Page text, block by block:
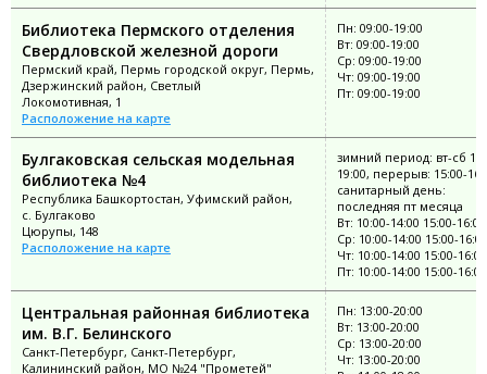
Библиотека Пермского отделения
Свердловской железной дороги
Пермский край, Пермь городской округ, Пермь,
Дзержинский район, Светлый
Локомотивная, 1
Расположение на карте
Пн: 09:00-19:00
Вт: 09:00-19:00
Ср: 09:00-19:00
Чт: 09:00-19:00
Пт: 09:00-19:00
Булгаковская сельская модельная
библиотека №4
Республика Башкортостан, Уфимский район,
с. Булгаково
Цюрупы, 148
Расположение на карте
зимний период: вт-сб
19:00, перерыв: 15:00-
санитарный день:
последняя пт месяца
Вт: 10:00-14:00 15:00-16:00
Ср: 10:00-14:00 15:00-16:00
Чт: 10:00-14:00 15:00-16:00
Пт: 10:00-14:00 15:00-16:00
Центральная районная библиотека
им. В.Г. Белинского
Санкт-Петербург, Санкт-Петербург,
Калининский район, МО №24 "Прометей"
Пн: 13:00-20:00
Вт: 13:00-20:00
Ср: 13:00-20:00
Чт: 13:00-20:00